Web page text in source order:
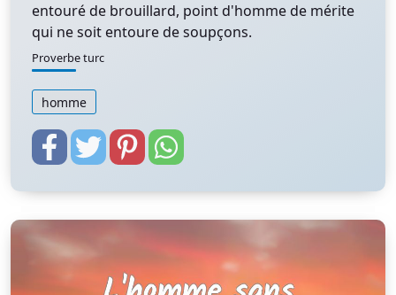
entouré de brouillard, point d'homme de mérite
qui ne soit entoure de soupçons.
Proverbe turc
homme